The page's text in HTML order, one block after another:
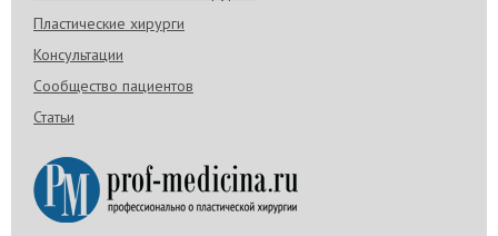
Пластические хирурги
Консультации
Сообщество пациентов
Статьи